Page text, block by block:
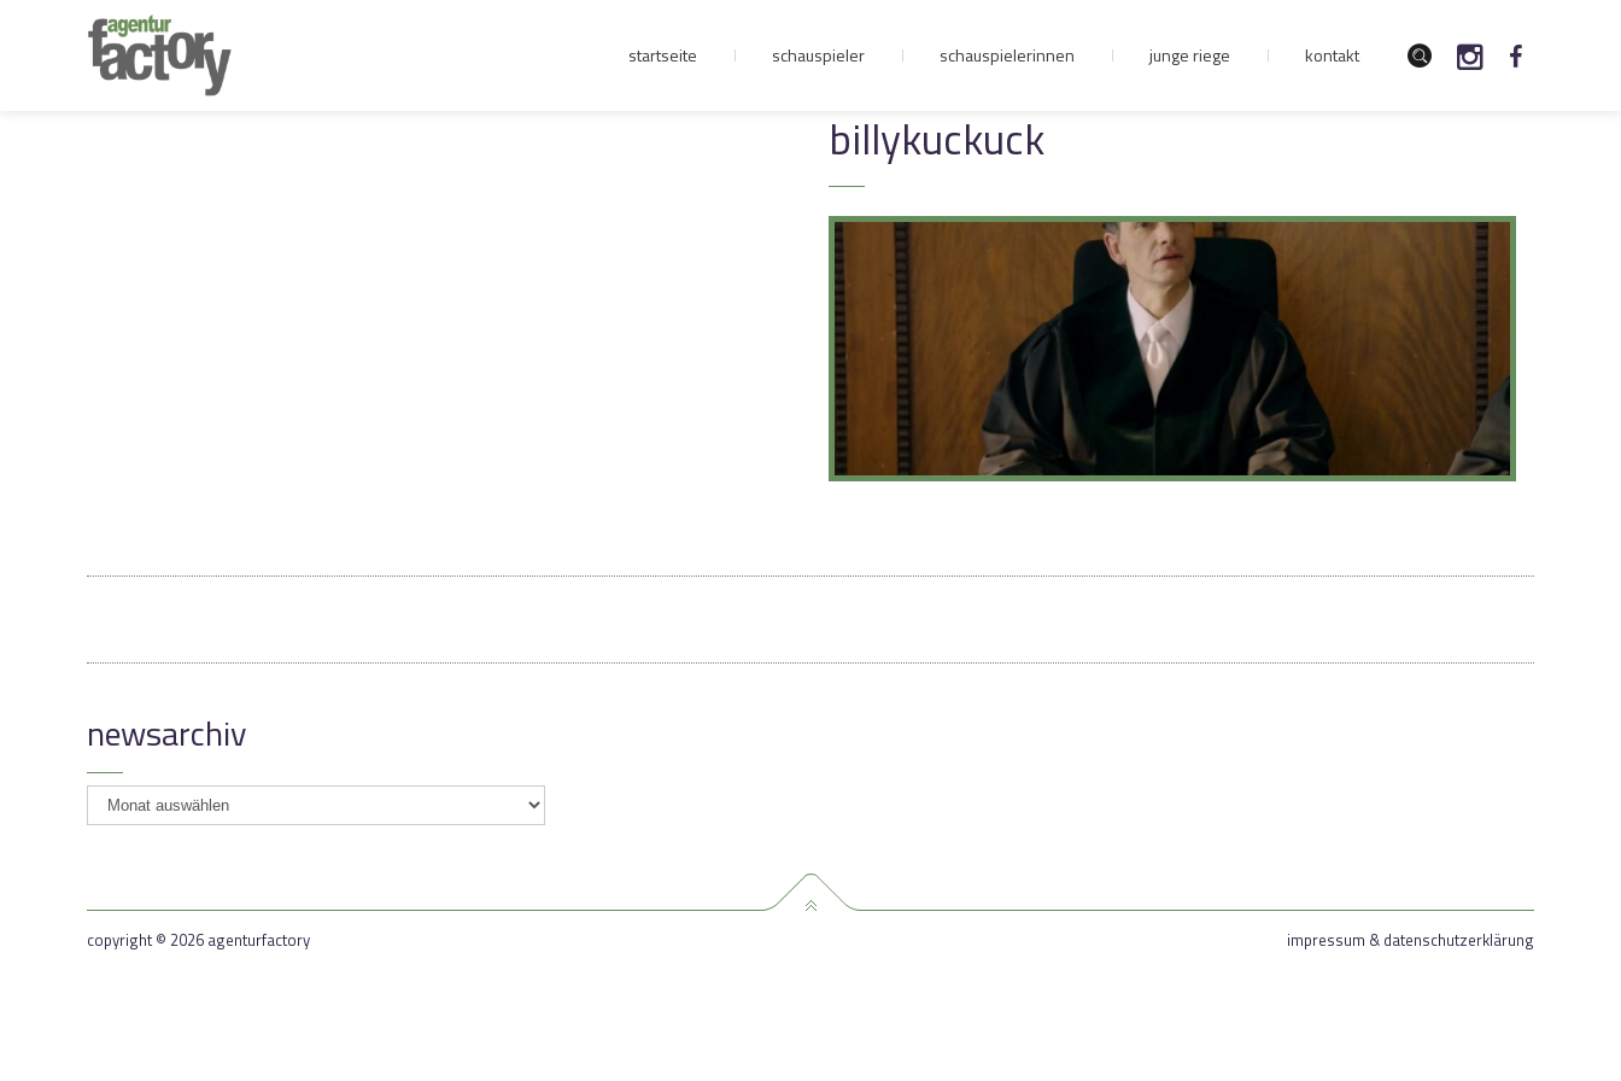
junge riege
kontakt
startseite schauspieler schauspielerinnen junge riege kontakt
billykuckuck
newsarchiv
newsarchiv
copyright © 2026 agenturfactory impressum & datenschutzerklärung